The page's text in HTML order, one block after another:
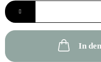
Stück
In